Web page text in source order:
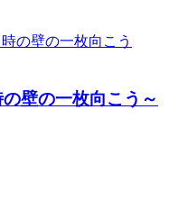
壁の一枚向こう～